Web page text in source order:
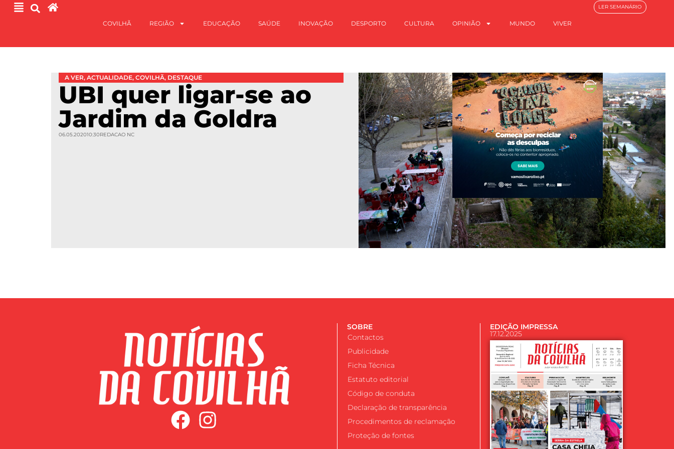
COVILHÃ REGIÃO EDUCAÇÃO SAÚDE INOVAÇÃO DESPORTO CULTURA OPINIÃO MUNDO VIVER
LER SEMANÁRIO
A VER, ACTUALIDADE, COVILHÃ, DESTAQUE
UBI quer ligar-se ao
Jardim da Goldra
06.05.202010:30REDACAO NC
SOBRE
Contactos
Publicidade
Ficha Técnica
Estatuto editorial
Código de conduta
Declaração de transparência
Procedimentos de reclamação
Proteção de fontes
EDIÇÃO IMPRESSA
17.12.2025